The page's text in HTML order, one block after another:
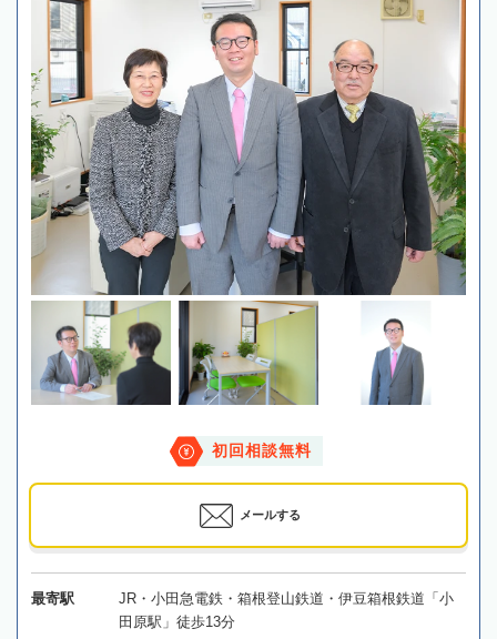
初回相談無料
メールする
最寄駅
JR・小田急電鉄・箱根登山鉄道・伊豆箱根鉄道「小
田原駅」徒歩13分